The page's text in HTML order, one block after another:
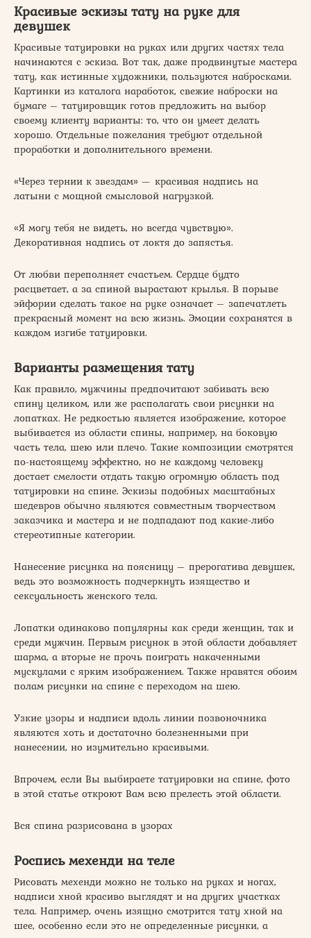
Красивые эскизы тату на руке для
девушек
Красивые татуировки на руках или других частях тела
начинаются с эскиза. Вот так, даже продвинутые мастера
тату, как истинные художники, пользуются набросками.
Картинки из каталога наработок, свежие наброски на
бумаге – татуировщик готов предложить на выбор
своему клиенту варианты: то, что он умеет делать
хорошо. Отдельные пожелания требуют отдельной
проработки и дополнительного времени.
«Через тернии к звездам» — красивая надпись на
латыни с мощной смысловой нагрузкой.
«Я могу тебя не видеть, но всегда чувствую».
Декоративная надпись от локтя до запястья.
От любви переполняет счастьем. Сердце будто
расцветает, а за спиной вырастают крылья. В порыве
эйфории сделать такое на руке означает – запечатлеть
прекрасный момент на всю жизнь. Эмоции сохранятся в
каждом изгибе татуировки.
Варианты размещения тату
Как правило, мужчины предпочитают забивать всю
спину целиком, или же располагать свои рисунки на
лопатках. Не редкостью является изображение, которое
выбивается из области спины, например, на боковую
часть тела, шею или плечо. Такие композиции смотрятся
по-настоящему эффектно, но не каждому человеку
достает смелости отдать такую огромную область под
татуировки на спине. Эскизы подобных масштабных
шедевров обычно являются совместным творчеством
заказчика и мастера и не подпадают под какие-либо
стереотипные категории.
Нанесение рисунка на поясницу – прерогатива девушек,
ведь это возможность подчеркнуть изящество и
сексуальность женского тела.
Лопатки одинаково популярны как среди женщин, так и
среди мужчин. Первым рисунок в этой области добавляет
шарма, а вторые не прочь поиграть накаченными
мускулами с ярким изображением. Также нравятся обоим
полам рисунки на спине с переходом на шею.
Узкие узоры и надписи вдоль линии позвоночника
являются хоть и достаточно болезненными при
нанесении, но изумительно красивыми.
Впрочем, если Вы выбираете татуировки на спине, фото
в этой статье откроют Вам всю прелесть этой области.
Вся спина разрисована в узорах
Роспись мехенди на теле
Рисовать мехенди можно не только на руках и ногах,
надписи хной красиво выглядят и на других участках
тела. Например, очень изящно смотрится тату хной на
шее, особенно если это не определенные рисунки, а